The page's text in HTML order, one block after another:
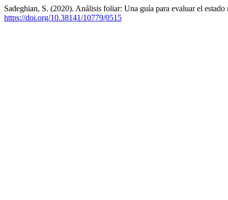
Sadeghian, S. (2020). Análisis foliar: Una guía para evaluar el
https://doi.org/10.38141/10779/0515